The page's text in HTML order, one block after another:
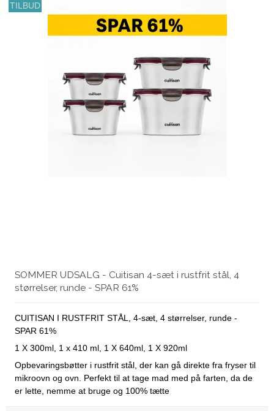
TILBUD
SOMMER UDSALG - Cuitisan 4-sæt i rustfrit stål, 4
størrelser, runde - SPAR 61%
CUITISAN I RUSTFRIT STÅL, 4-sæt, 4 størrelser, runde -
SPAR 61%
1 X 300ml, 1 x 410 ml, 1 X 640ml, 1 X 920ml
Opbevaringsbøtter i rustfrit stål, der kan gå direkte fra fryser til
mikroovn og ovn. Perfekt til at tage mad med på farten, da de
er lette, nemme at bruge og 100% tætte